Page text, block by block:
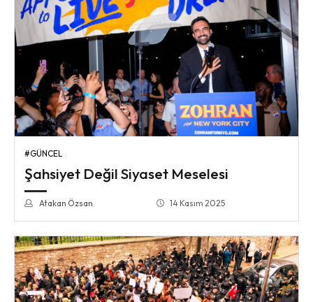
#GÜNCEL
Şahsiyet Değil Siyaset Meselesi
Atakan Özsan 14 Kasım 2025